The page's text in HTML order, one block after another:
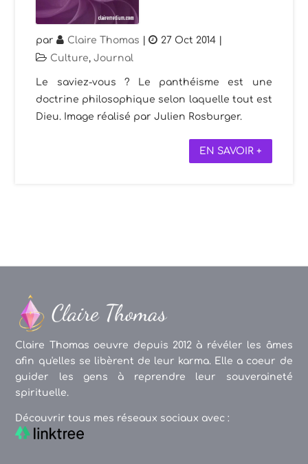
par Claire Thomas | 27 Oct 2014 |
Culture,Journal
Le saviez-vous ? Le panthéisme est une
doctrine philosophique selon laquelle tout est
Dieu. Image réalisé par Julien Rosburger.
EN SAVOIR +
Claire Thomas oeuvre depuis 2012 à révéler les âmes
afin qu'elles se libèrent de leur karma. Elle a coeur de
guider les gens à reprendre leur souveraineté
spirituelle.
Découvrir tous mes réseaux sociaux avec :